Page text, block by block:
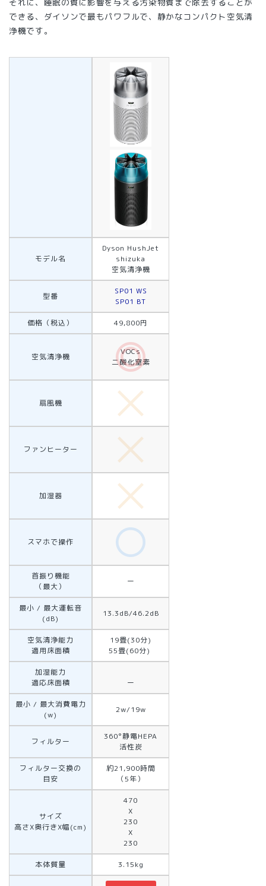
それに、睡眠の質に影響を与える汚染物質まで除去することが
できる、ダイソンで最もパワフルで、静かなコンパクト空気清
浄機です。
モデル名
Dyson HushJet
shizuka
空気清浄機
型番
SP01 WS
SP01 BT
価格（税込） 49,800円
空気清浄機
VOCs
二酸化窒素
扇風機
ファンヒーター
加湿器
スマホで操作
首振り機能
（最大）
ー
最小 / 最大運転音
(dB)
13.3dB/46.2dB
空気清浄能力
適用床面積
19畳(30分)
55畳(60分)
加湿能力
適応床面積
ー
最小 / 最大消費電力
(w)
2w/19w
フィルター
360°静電HEPA
活性炭
フィルター交換の
目安
約21,900時間
（5年）
サイズ
高さX奥行きX幅(cm)
470
X
230
X
230
本体質量 3.15kg